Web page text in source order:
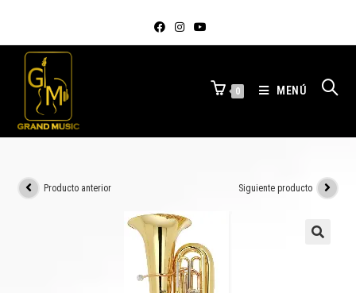
0 MENÚ
Producto anterior Siguiente producto